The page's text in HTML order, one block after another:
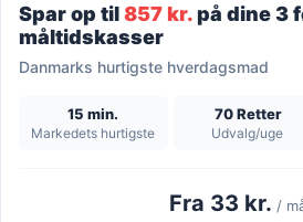
Spar op til857 kr.på dine 3
måltidskasser
Danmarks hurtigste hverdagsmad
15 min.
Markedets hurtigste
70 Retter
Udvalg/uge
Fra 33 kr. /